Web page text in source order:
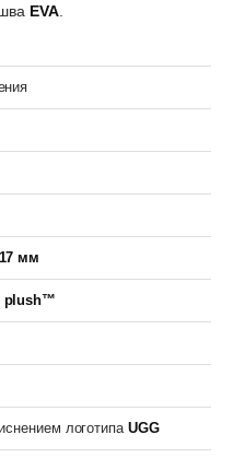
EVA.
17 мм
plush™
логотипа UGG